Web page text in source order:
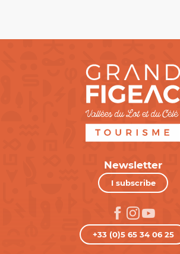
Newsletter
I subscribe
+33 (0)5 65 34 06 25